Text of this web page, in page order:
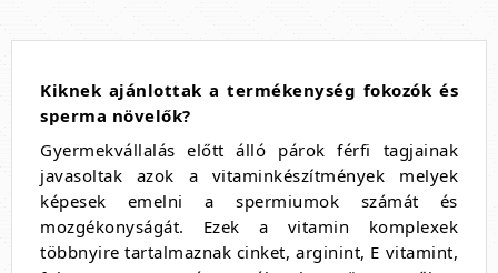
Kiknek ajánlottak a termékenység fokozók és
sperma növelők?
Gyermekvállalás előtt álló párok férfi tagjainak
javasoltak azok a vitaminkészítmények melyek
képesek emelni a spermiumok számát és
mozgékonyságát. Ezek a vitamin komplexek
többnyire tartalmaznak cinket, arginint, E vitamint,